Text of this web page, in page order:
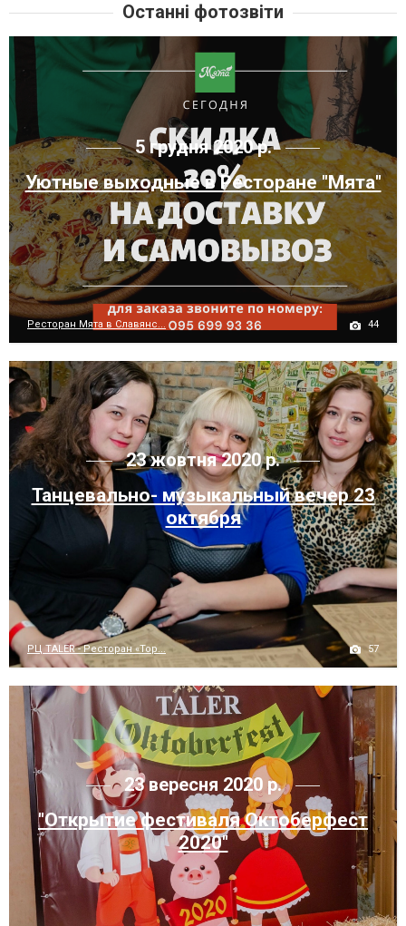
Останні фотозвіти
5 грудня 2020 р.
Уютные выходные в Ресторане "Мята"
Ресторан Мята в Славянс... 44
23 жовтня 2020 р.
Танцевально- музыкальный вечер 23
октября
РЦ TALER - Ресторан «Тор... 57
23 вересня 2020 р.
"Открытие фестиваля Октоберфест
2020"